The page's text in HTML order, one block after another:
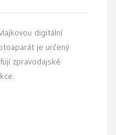
digitální
je určený
zpravodajské